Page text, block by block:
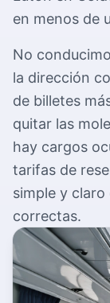
en menos de
No
la dirección
de billetes
quitar las
hay cargos
tarifas de
simple y claro
correctas.